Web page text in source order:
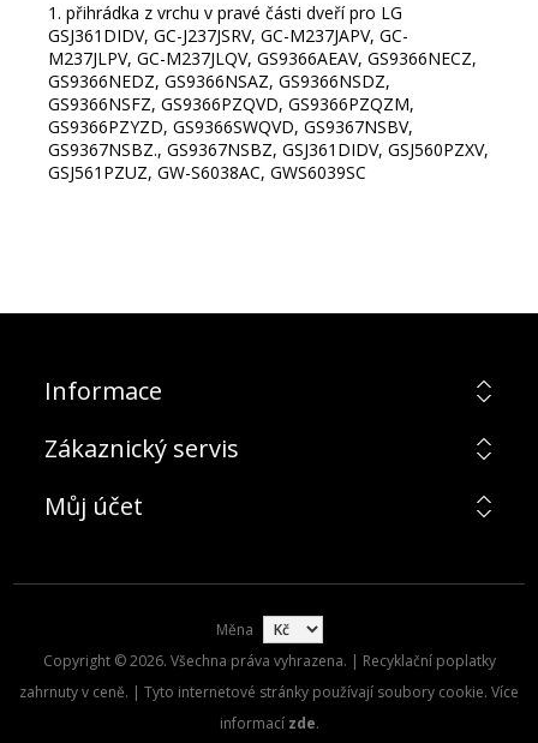
1. přihrádka z vrchu v pravé části dveří pro LG
GSJ361DIDV, GC-J237JSRV, GC-M237JAPV, GC-
M237JLPV, GC-M237JLQV, GS9366AEAV, GS9366NECZ,
GS9366NEDZ, GS9366NSAZ, GS9366NSDZ,
GS9366NSFZ, GS9366PZQVD, GS9366PZQZM,
GS9366PZYZD, GS9366SWQVD, GS9367NSBV,
GS9367NSBZ., GS9367NSBZ, GSJ361DIDV, GSJ560PZXV,
GSJ561PZUZ, GW-S6038AC, GWS6039SC
Informace
Zákaznický servis
Můj účet
Měna
Copyright © 2026. Všechna práva vyhrazena. | Recyklační poplatky
zahrnuty v ceně. | Tyto internetové stránky používají soubory cookie. Více
informací zde.